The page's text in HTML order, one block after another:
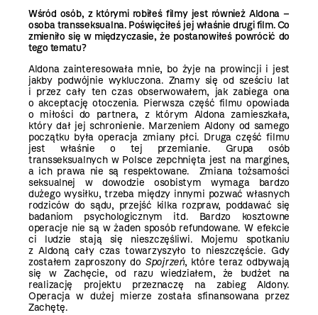
Wśród osób, z którymi robiłeś filmy jest również Aldona –
osoba transseksualna. Poświęciłeś jej właśnie drugi film. Co
zmieniło się w międzyczasie, że postanowiłeś powrócić do
tego tematu?
Aldona zainteresowała mnie, bo żyje na prowincji i jest
jakby podwójnie wykluczona. Znamy się od sześciu lat
i przez cały ten czas obserwowałem, jak zabiega ona
o akceptację otoczenia. Pierwsza część filmu opowiada
o miłości do partnera, z którym Aldona zamieszkała,
który dał jej schronienie. Marzeniem Aldony od samego
początku była operacja zmiany płci. Druga część filmu
jest właśnie o tej przemianie. Grupa osób
transseksualnych w Polsce zepchnięta jest na margines,
a ich prawa nie są respektowane. Zmiana tożsamości
seksualnej w dowodzie osobistym wymaga bardzo
dużego wysiłku, trzeba między innymi pozwać własnych
rodziców do sądu, przejść kilka rozpraw, poddawać się
badaniom psychologicznym itd. Bardzo kosztowne
operacje nie są w żaden sposób refundowane. W efekcie
ci ludzie stają się nieszczęśliwi. Mojemu spotkaniu
z Aldoną cały czas towarzyszyło to nieszczęście. Gdy
zostałem zaproszony do Spojrzeń, które teraz odbywają
się w Zachęcie, od razu wiedziałem, że budżet na
realizację projektu przeznaczę na zabieg Aldony.
Operacja w dużej mierze została sfinansowana przez
Zachętę.